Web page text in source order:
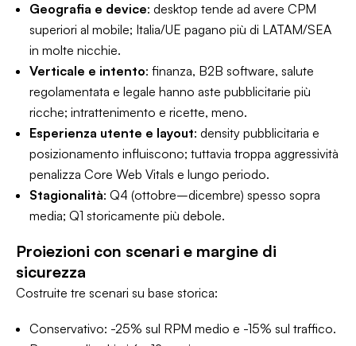
Geografia e device: desktop tende ad avere CPM
superiori al mobile; Italia/UE pagano più di LATAM/SEA
in molte nicchie.
Verticale e intento: finanza, B2B software, salute
regolamentata e legale hanno aste pubblicitarie più
ricche; intrattenimento e ricette, meno.
Esperienza utente e layout: density pubblicitaria e
posizionamento influiscono; tuttavia troppa aggressività
penalizza Core Web Vitals e lungo periodo.
Stagionalità: Q4 (ottobre–dicembre) spesso sopra
media; Q1 storicamente più debole.
Proiezioni con scenari e margine di
sicurezza
Costruite tre scenari su base storica:
Conservativo: -25% sul RPM medio e -15% sul traffico.